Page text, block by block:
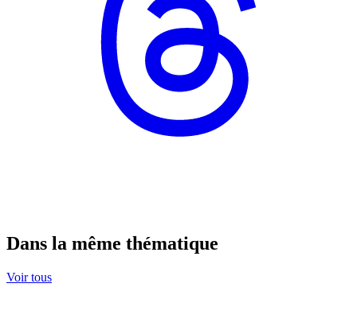
Dans la même thématique
Voir tous